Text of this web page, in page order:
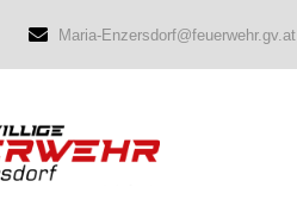
Maria-Enzersdorf@feuerwehr.gv.at